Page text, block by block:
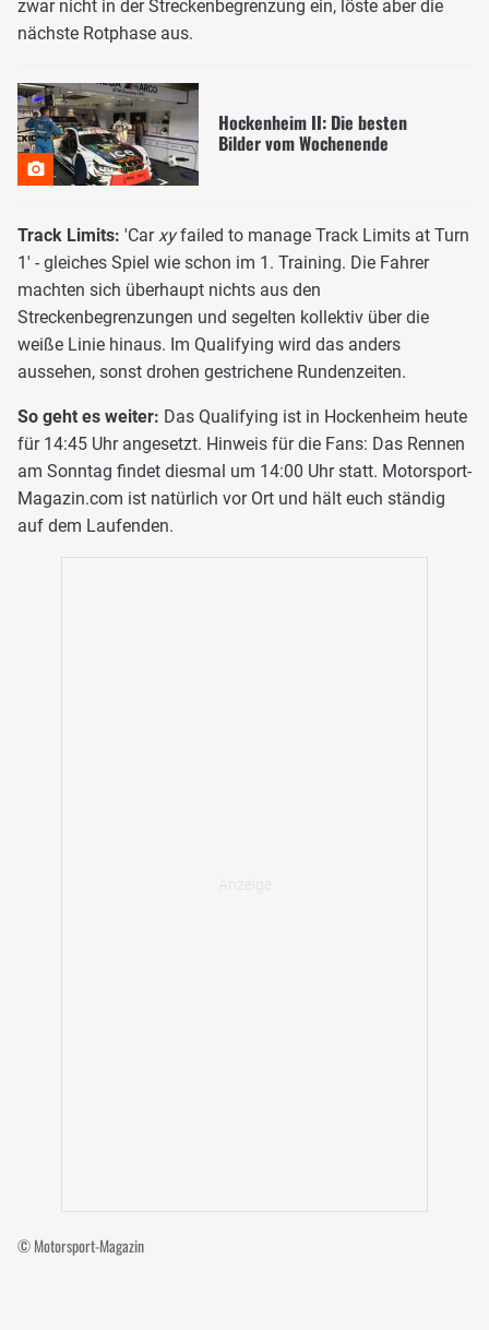
zwar nicht in der Streckenbegrenzung ein, löste aber die
nächste Rotphase aus.
Hockenheim II: Die besten
Bilder vom Wochenende
Track Limits: 'Car xyfailed to manage Track Limits at Turn
1' - gleiches Spiel wie schon im 1. Training. Die Fahrer
machten sich überhaupt nichts aus den
Streckenbegrenzungen und segelten kollektiv über die
weiße Linie hinaus. Im Qualifying wird das anders
aussehen, sonst drohen gestrichene Rundenzeiten.
So geht es weiter: Das Qualifying ist in Hockenheim heute
für 14:45 Uhr angesetzt. Hinweis für die Fans: Das Rennen
am Sonntag findet diesmal um 14:00 Uhr statt. Motorsport-
Magazin.com ist natürlich vor Ort und hält euch ständig
auf dem Laufenden.
© Motorsport-Magazin